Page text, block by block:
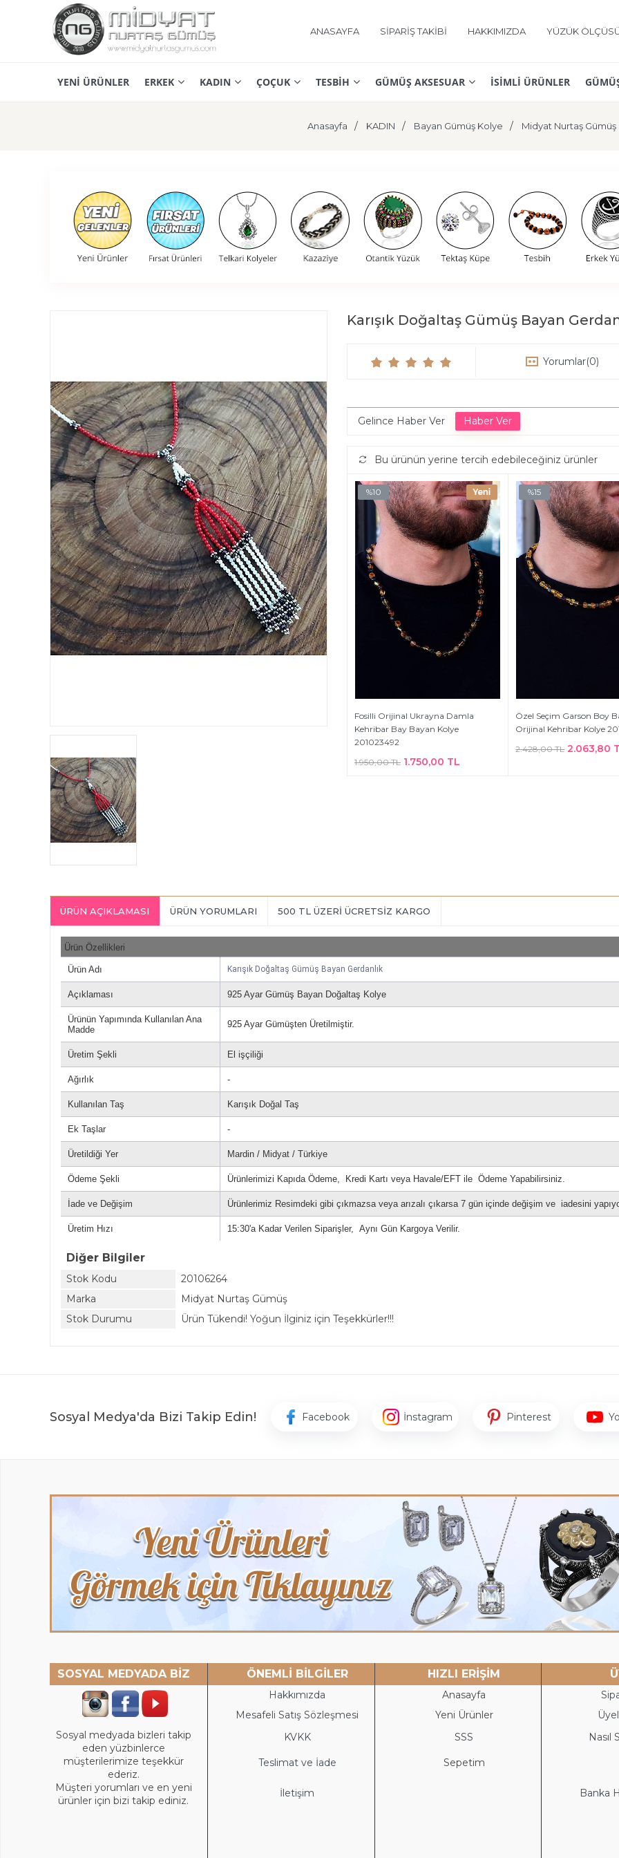
ANASAYFA SİPARİŞ TAKİBİ HAKKIMIZDA YÜZÜK
YENİ ÜRÜNLER ERKEK KADIN ÇOÇUK TESBİH GÜMÜŞ AKSESUAR İSİMLİ ÜRÜNLER
Anasayfa KADIN Bayan Gümüş Kolye Midyat Nurtaş Gümüş
Karışık Doğaltaş Gümüş Bayan
Yorumlar(0)
Gelince Haber Ver
Bu ürünün yerine tercih edebileceğiniz ürünler
%10
Fosilli Orijinal Ukrayna Damla
Kehribar Bay Bayan Kolye
201023492
1.950,00 TL 1.750,00 TL
%15
Özel Seçim Garson Boy
Orijinal Kehribar Kolye
2.428,00 TL 2.063,80
ÜRÜN AÇIKLAMASI ÜRÜN YORUMLARI 500 TL ÜZERİ ÜCRETSİZ KARGO
Ürün Özellikleri
Ürün Adı Karışık Doğaltaş Gümüş Bayan Gerdanlık
Açıklaması 925 Ayar Gümüş Bayan Doğaltaş Kolye
Ürünün Yapımında Kullanılan Ana
Madde
925 Ayar Gümüşten Üretilmiştir.
Üretim Şekli El işçiliği
Ağırlık -
Kullanılan Taş Karışık Doğal Taş
Ek Taşlar -
Üretildiği Yer Mardin / Midyat / Türkiye
Ödeme Şekli Ürünlerimizi Kapıda Ödeme, Kredi Kartı veya Havale/EFT ile Ödeme Yapabilirsiniz.
İade ve Değişim Ürünlerimiz Resimdeki gibi çıkmazsa veya arızalı çıkarsa 7 gün içinde değişim ve iadesini
Üretim Hızı 15:30'a Kadar Verilen Siparişler, Aynı Gün Kargoya Verilir.
Diğer Bilgiler
Stok Kodu
20106264
Marka
Midyat Nurtaş Gümüş
Stok Durumu
Ürün Tükendi! Yoğun İlginiz için Teşekkürler!!!
Sosyal Medya'da Bizi Takip Edin! Facebook İnstagram Pinterest
SOSYAL MEDYADA BİZ ÖNEMLİ BİLGİLER HIZLI ERİŞİM
Hakkımızda Anasayfa
Mesafeli Satış Sözleşmesi Yeni Ürünler
Sosyal medyada bizleri takip
eden yüzbinlerce
müşterilerimize teşekkür
ederiz.
Müşteri yorumları ve en yeni
ürünler için bizi takip ediniz.
KVKK SSS Nasıl
Teslimat ve İade Sepetim
İletişim Banka